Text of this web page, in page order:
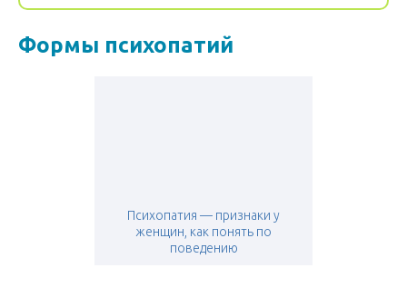
Формы психопатий
Психопатия — признаки у
женщин, как понять по
поведению